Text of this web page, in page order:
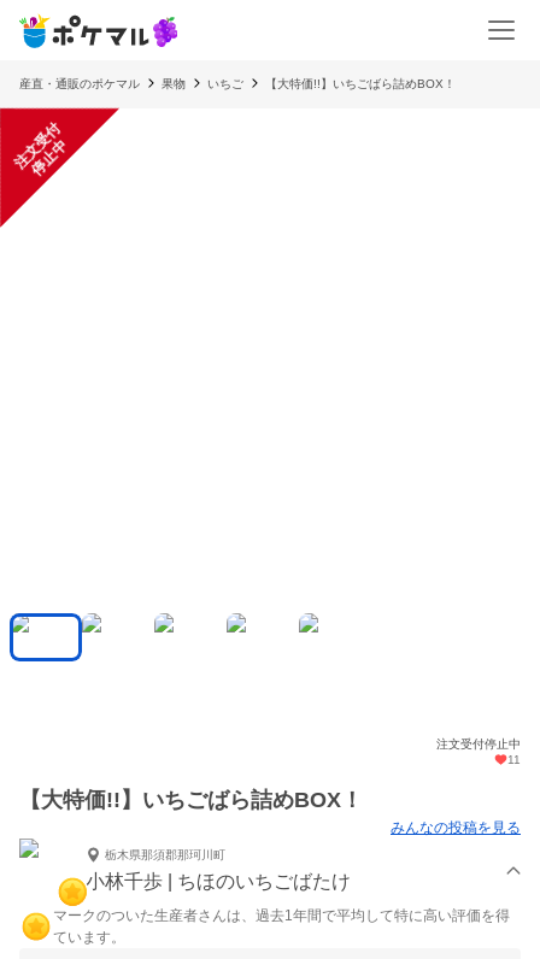
産直・通販のポケマル 果物 いちご 【大特価!!】いちごばら詰めBOX！
注
文
受
付
停
止
中
注文受付停止中
11
【大特価!!】いちごばら詰めBOX！
みんなの投稿を見る
栃木県那須郡那珂川町
小林千歩 | ちほのいちごばたけ
マークのついた生産者さんは、過去1年間で平均して特に高い評価を得
ています。